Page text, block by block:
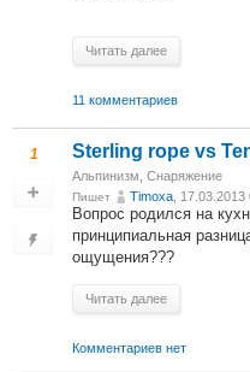
Читать далее
11 комментариев
1 Sterling rope vs
Альпинизм Снаряжение
Пишет Timoxa ,
Вопрос родился на
принципиальная
ощущения???
Читать далее
Комментариев нет